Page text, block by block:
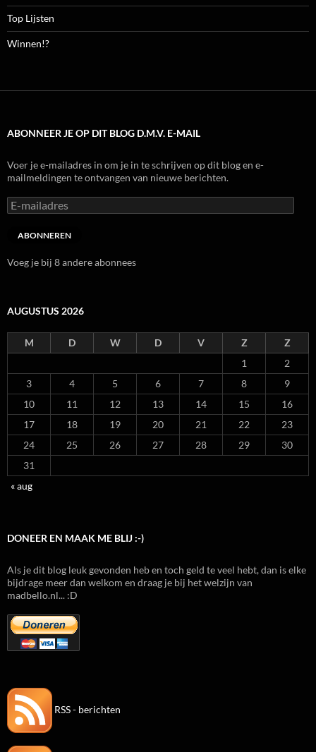
Top Lijsten
Winnen!?
ABONNEER JE OP DIT BLOG D.M.V. E-MAIL
Voer je e-mailadres in om je in te schrijven op dit blog en e-
mailmeldingen te ontvangen van nieuwe berichten.
E-
mailadres
ABONNEREN
Voeg je bij 8 andere abonnees
AUGUSTUS 2026
M D W D V Z
Z
1
2
3
4 5 6 7 8
9
10
11 12 13 14 15
16
17
18 19 20 21 22
23
24
25 26 27 28 29
30
31
« aug
DONEER EN MAAK ME BLIJ :-)
Als je dit blog leuk gevonden heb en toch geld te veel hebt, dan is elke
bijdrage meer dan welkom en draag je bij het welzijn van
madbello.nl... :D
RSS - berichten